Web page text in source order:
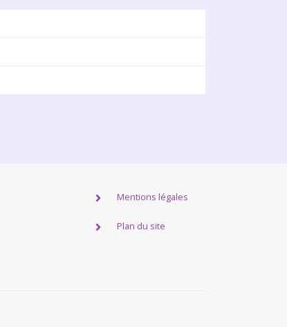
Mentions légales
Plan du site